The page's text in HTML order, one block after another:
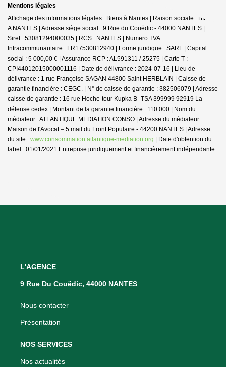
Mentions légales
Affichage des informations légales : Biens à Nantes | Raison sociale : BIENS
A NANTES | Adresse siège social : 9 Rue du Couëdic - 44000 NANTES |
Siret : 53081294000035 | RCS : NANTES | Numero TVA
Intracommunautaire : FR17530812940 | Forme juridique : SARL | Capital
social : 5 000,00 € | Assurance RCP : AL591311 / 25275 | Carte T :
CPI44012015000001116 | Date de délivrance : 2024-07-16 | Lieu de
délivrance : 1 rue Françoise SAGAN 44800 Saint HERBLAIN | Caisse de
garantie financière : CEGC. | N° de caisse de garantie : 382506079 | Adresse
caisse de garantie : 16 rue Hoche-tour Kupka B- TSA 399999 92919 La
défense cedex | Montant de la garantie financière : 110 000 | Nom du
médiateur : ATLANTIQUE MEDIATION CONSO | Adresse du médiateur :
Maison de l'Avocat – 5 mail du Front Populaire - 44200 NANTES | Adresse
du site : www.consommation.atlantique-mediation.org | Date d'obtention du
label : 01/01/2021 Entreprise juridiquement et financièrement indépendante
L'AGENCE
9 Rue Du Couëdic, 44000 NANTES
Nous contacter
Présentation
NOS SERVICES
Nos actualités